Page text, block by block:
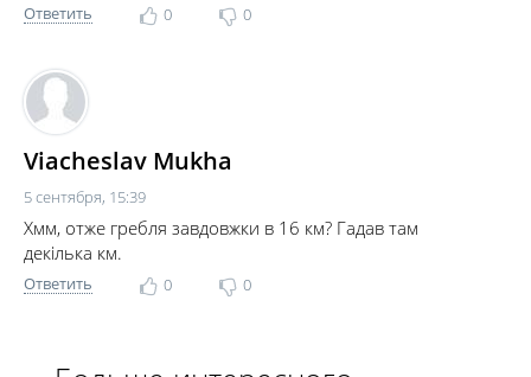
Ответить 0 0
Viacheslav Mukha
5 сентября, 15:39
Хмм, отже гребля завдовжки в 16 км? Гадав там
декілька км.
Ответить 0 0